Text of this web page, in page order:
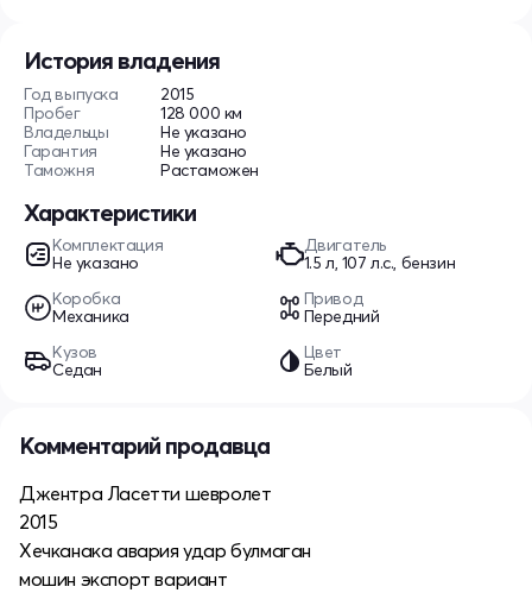
История владения
Год выпуска
2015
Пробег
128 000 км
Владельцы
Не указано
Гарантия
Не указано
Таможня
Растаможен
Характеристики
Комплектация
Не указано
Двигатель
1.5 л, 107 л.с., бензин
Коробка
Механика
Привод
Передний
Кузов
Седан
Цвет
Белый
Комментарий продавца
Джентра Ласетти шевролет
2015
Хечканака авария удар булмаган
мошин экспорт вариант